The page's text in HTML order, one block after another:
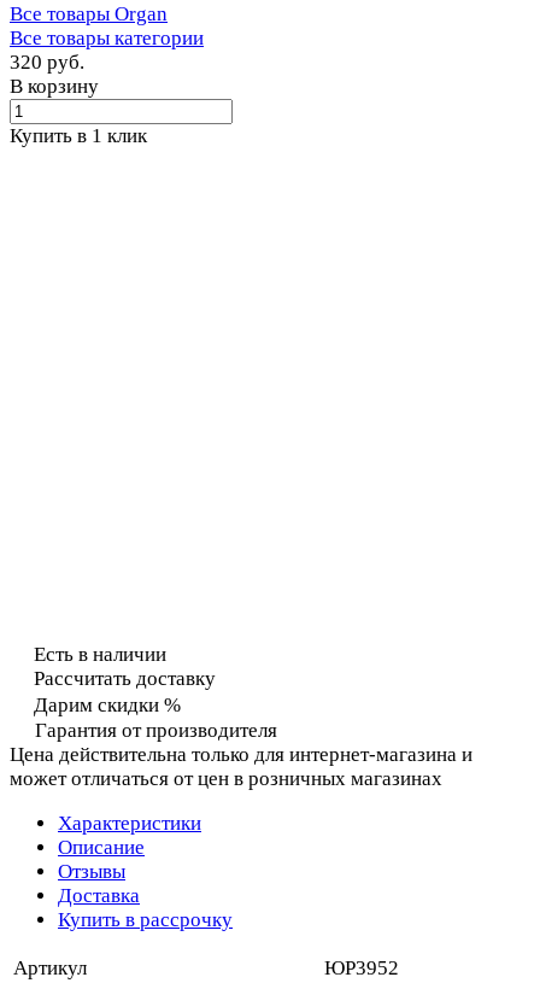
Все товары Organ
Все товары категории
320 руб.
В корзину
Купить в 1 клик
Есть в наличии
Рассчитать доставку
Дарим скидки %
Гарантия от производителя
Цена действительна только для интернет-магазина и
может отличаться от цен в розничных магазинах
Характеристики
Описание
Отзывы
Доставка
Купить в рассрочку
Артикул
ЮР3952